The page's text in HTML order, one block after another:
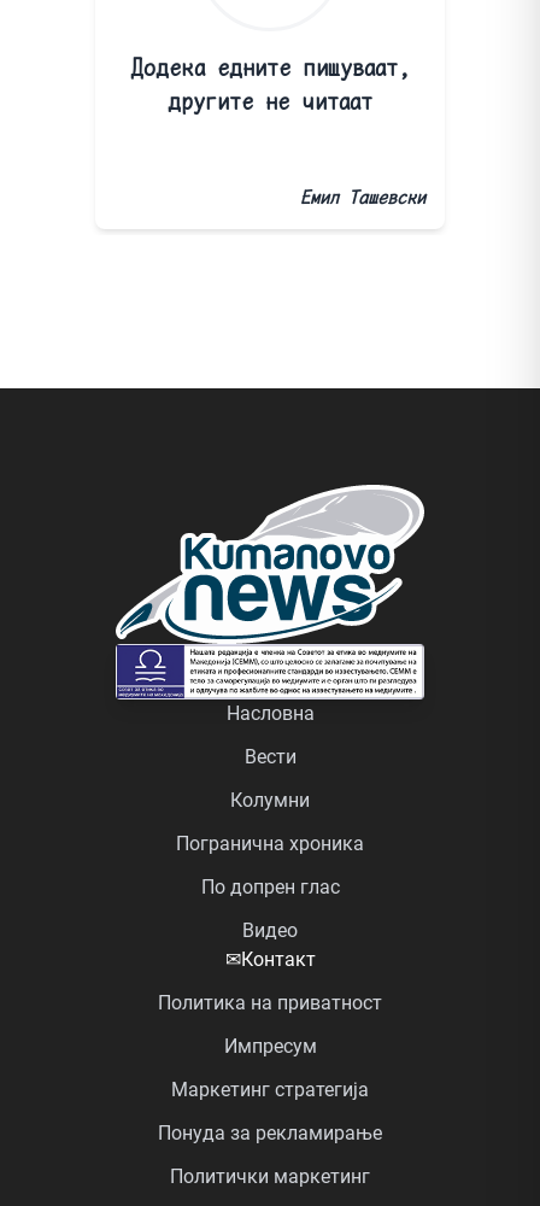
Додека едните пишуваат,
другите не читаат
Емил Ташевски
Насловна
Вести
Колумни
Погранична хроника
По допрен глас
Видео
✉Контакт
Политика на приватност
Импресум
Маркетинг стратегија
Понуда за рекламирање
Политички маркетинг